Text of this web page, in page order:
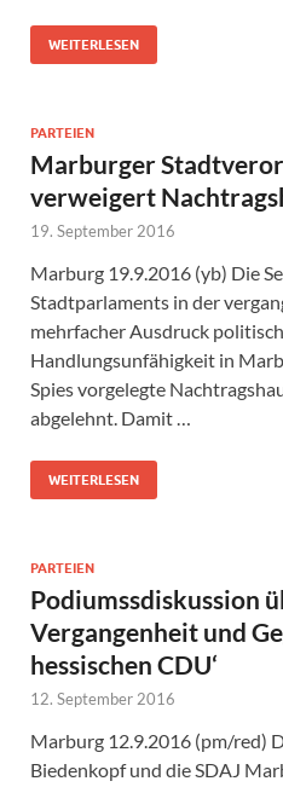
WEITERLESEN
PARTEIEN
Marburger
verweigert
19. September 2016
Marburg 19.9.2016 (yb) Die
Stadtparlaments in der
mehrfacher Ausdruck
Handlungsunfähigkeit in
Spies vorgelegte
abgelehnt. Damit …
WEITERLESEN
PARTEIEN
Podiumssdiskussion
Vergangenheit und
hessischen CDU‘
12. September 2016
Marburg 12.9.2016 (pm/red)
Biedenkopf und die SDAJ